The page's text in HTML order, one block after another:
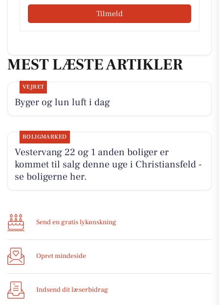
Tilmeld
MEST LÆSTE ARTIKLER
VEJRET
Byger og lun luft i dag
BOLIGMARKED
Vestervang 22 og 1 anden boliger er
kommet til salg denne uge i Christiansfeld -
se boligerne her.
Send en gratis lykønskning
Opret mindeside
Indsend dit læserbidrag